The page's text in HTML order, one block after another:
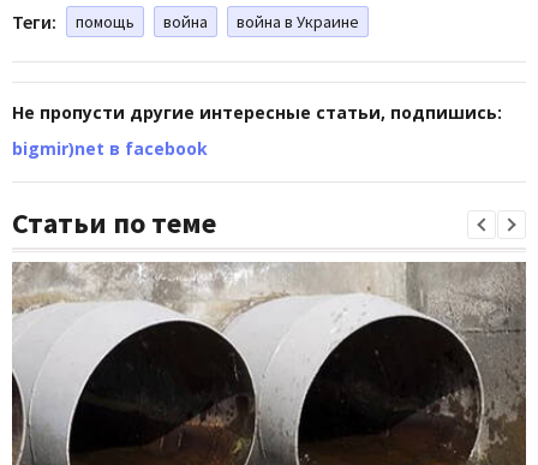
Теги: помощь война война в Украине
Не пропусти другие интересные статьи, подпишись:
bigmir)net в facebook
Статьи по теме